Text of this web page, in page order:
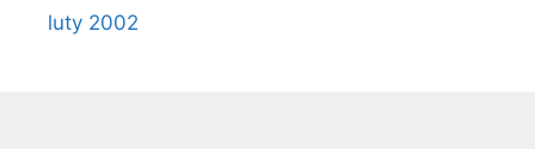
luty 2002